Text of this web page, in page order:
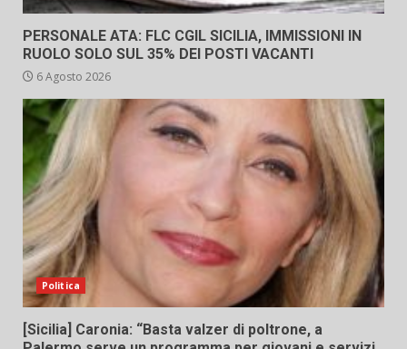
PERSONALE ATA: FLC CGIL SICILIA, IMMISSIONI IN
RUOLO SOLO SUL 35% DEI POSTI VACANTI
6 Agosto 2026
Politica
[Sicilia] Caronia: “Basta valzer di poltrone, a